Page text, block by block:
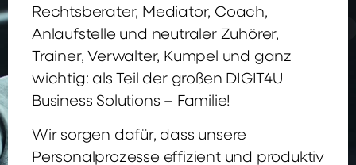
Rechtsberater, Mediator, Coach,
Anlaufstelle und neutraler Zuhörer,
Trainer, Verwalter, Kumpel und ganz
wichtig: als Teil der großen DIGIT4U
Business Solutions – Familie!
Wir sorgen dafür, dass unsere
Personalprozesse effizient und produktiv